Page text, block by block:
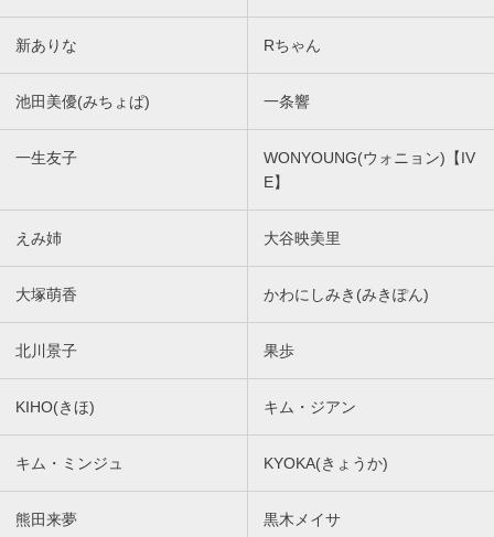
新ありな Rちゃん
池田美優(みちょぱ) 一条響
一生友子
WONYOUNG(ウォニョン)【IV
E】
えみ姉 大谷映美里
大塚萌香 かわにしみき(みきぽん)
北川景子 果歩
KIHO(きほ) キム・ジアン
キム・ミンジュ KYOKA(きょうか)
熊田来夢 黒木メイサ